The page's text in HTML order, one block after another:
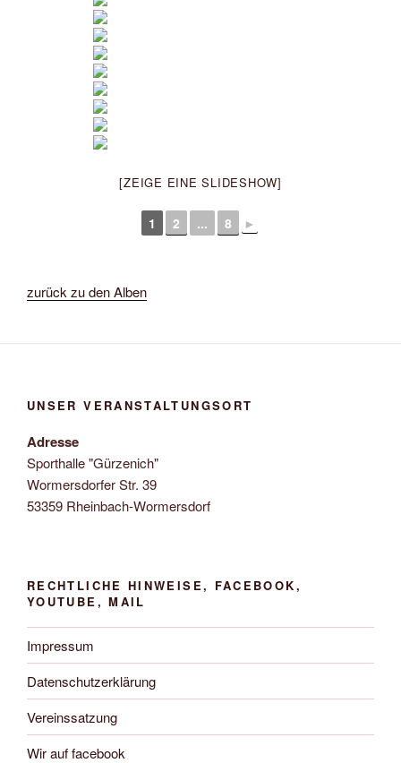
[ZEIGE EINE SLIDESHOW]
1 2 ... 8 ►
zurück zu den Alben
UNSER VERANSTALTUNGSORT
Adresse
Sporthalle "Gürzenich"
Wormersdorfer Str. 39
53359 Rheinbach-Wormersdorf
RECHTLICHE HINWEISE, FACEBOOK,
YOUTUBE, MAIL
Impressum
Datenschutzerklärung
Vereinssatzung
Wir auf facebook